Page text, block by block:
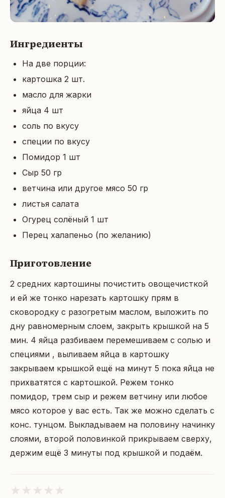
Ингредиенты
На две порции:
картошка 2 шт.
масло для жарки
яйца 4 шт
соль по вкусу
специи по вкусу
Помидор 1 шт
Сыр 50 гр
ветчина или другое мясо 50 гр
листья салата
Огурец солёный 1 шт
Перец халапеньо (по желанию)
Приготовление
2 средних картошины почистить овощечисткой
и ей же тонко нарезать картошку прям в
сковородку с разогретым маслом, выложить по
дну равномерным слоем, закрыть крышкой на 5
мин. 4 яйца разбиваем перемешиваем с солью и
специями , выливаем яйца в картошку
закрываем крышкой ещё на минут 5 пока яйца не
прихватятся с картошкой. Режем тонко
помидор, трем сыр и режем ветчину или любое
мясо которое у вас есть. Так же можно сделать с
конс. тунцом. Выкладываем на половину начинку
слоями, второй половинкой прикрываем сверху,
держим ещё 3 минуты под крышкой и подаём.
★ ★ ★ ★ ★